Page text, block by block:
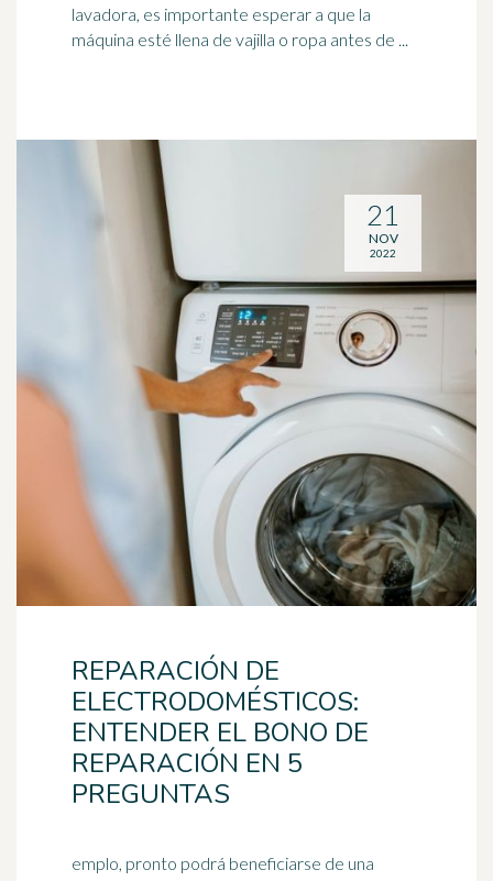
lavadora, es importante esperar a que la
máquina esté llena de vajilla o ropa antes de ...
REPARACIÓN DE
ELECTRODOMÉSTICOS:
ENTENDER EL BONO DE
REPARACIÓN EN 5
PREGUNTAS
emplo, pronto podrá beneficiarse de una
21
NOV
2022